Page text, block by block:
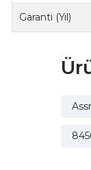
Garanti (Yıl)